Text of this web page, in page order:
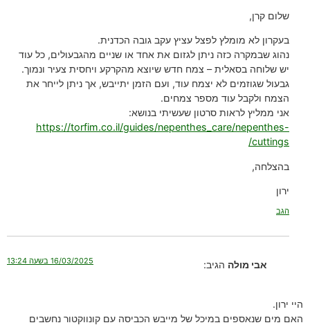
שלום קרן,
בעקרון לא מומלץ לפצל עציץ עקב גובה הכדנית.
נהוג שבמקרה כזה ניתן לגזום את אחד או שניים מהגבעולים, כל עוד
יש שלוחה בסאלית – צמח חדש שיוצא מהקרקע ויחסית צעיר ונמוך.
גבעול שגוזמים לא יצמח עוד, ועם הזמן יתייבש, אך ניתן לייחר את
הצמח ולקבל עוד מספר צמחים.
אני ממליץ לראות סרטון שעשיתי בנושא:
https://torfim.co.il/guides/nepenthes_care/nepenthes-
cuttings/
בהצלחה,
ירון
הגב
אבי מולה הגיב: 16/03/2025 בשעה 13:24
היי ירון.
האם מים שנאספים במיכל של מייבש הכביסה עם קונווקטור נחשבים